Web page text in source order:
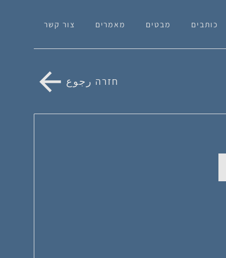
כותבים מבטים מאמרים צור קשר
חזרה رجوع